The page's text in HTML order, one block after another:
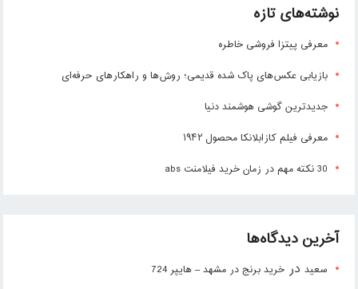
نوشته‌های تازه
معرفی پیتزا فروشی خاطره
بازیابی عکس‌های پاک شده قدیمی؛ روش‌ها و راهکارهای حرفه‌ای
جدیدترین گوشی هوشمند دنیا
معرفی فیلم کازابلانکا محصول ۱۹۴۲
30 نکته مهم در زمان خرید فیلامنت abs
آخرین دیدگاه‌ها
سعید درخرید برنج در مشهد – هایپر 724